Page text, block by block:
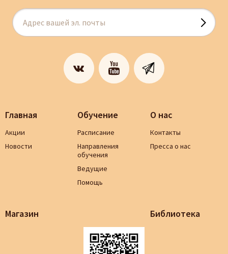
Главная
Акции
Новости
Обучение
Расписание
Направления
обучения
Ведущие
Помощь
О нас
Контакты
Пресса о нас
Магазин Библиотека